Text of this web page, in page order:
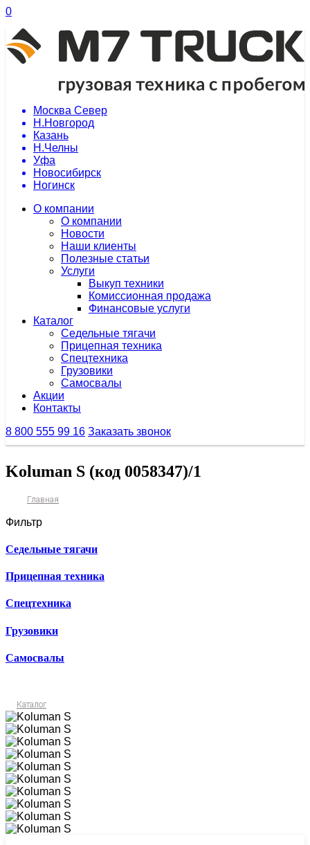
0
Москва Север
Н.Новгород
Казань
Н.Челны
Уфа
Новосибирск
Ногинск
О компании
О компании
Новости
Наши клиенты
Полезные статьи
Услуги
Выкуп техники
Комиссионная продажа
Финансовые услуги
Каталог
Седельные тягачи
Прицепная техника
Спецтехника
Грузовики
Самосвалы
Акции
Контакты
8 800 555 99 16 Заказать звонок
Koluman S (код 0058347)/1
Главная
Фильтр
Седельные тягачи
Прицепная техника
Спецтехника
Грузовики
Самосвалы
Каталог